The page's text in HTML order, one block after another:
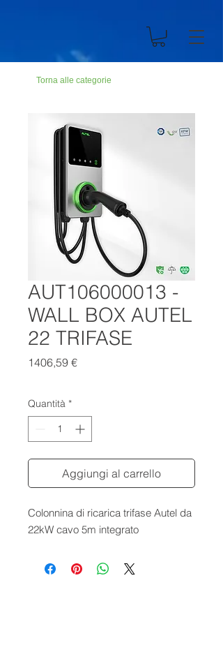
Torna alle categorie
AUT106000013 -
WALL BOX AUTEL
22 TRIFASE
1406,59 €Prezzo
Quantità *
Aggiungi al carrello
Colonnina di ricarica trifase Autel da
22kW cavo 5m integrato